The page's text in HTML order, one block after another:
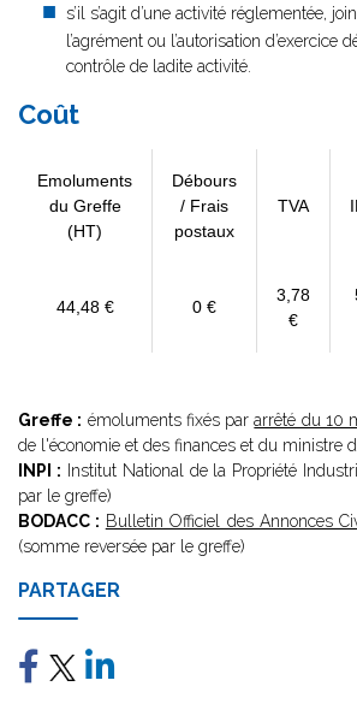
s’il s’agit d’une activité réglementée,
l’agrément ou l’autorisation d’exercice
contrôle de ladite activité.
Coût
Emoluments
du Greffe
(HT)
Débours
/ Frais
postaux
TVA
44,48 € 0 €
3,78
€
Greffe : émoluments fixés pararrêté du 10
de l'économie et des finances et du ministre
INPI : Institut National de la Propriété
par le greffe)
BODACC : Bulletin Officiel des Annonces
(somme reversée par le greffe)
PARTAGER